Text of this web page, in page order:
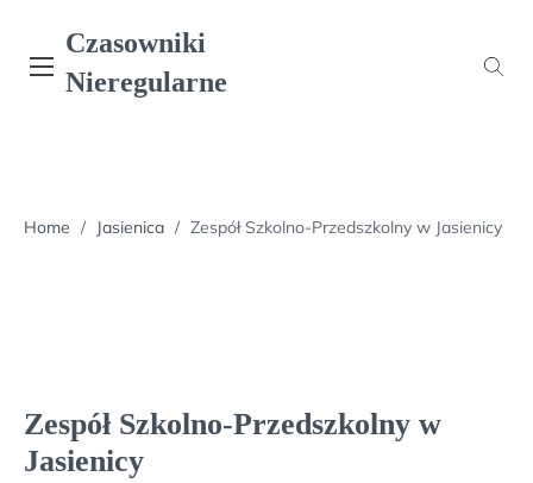
content
Czasowniki
Nieregularne
Home / Jasienica / Zespół Szkolno-Przedszkolny w Jasienicy
Zespół Szkolno-Przedszkolny w
Jasienicy